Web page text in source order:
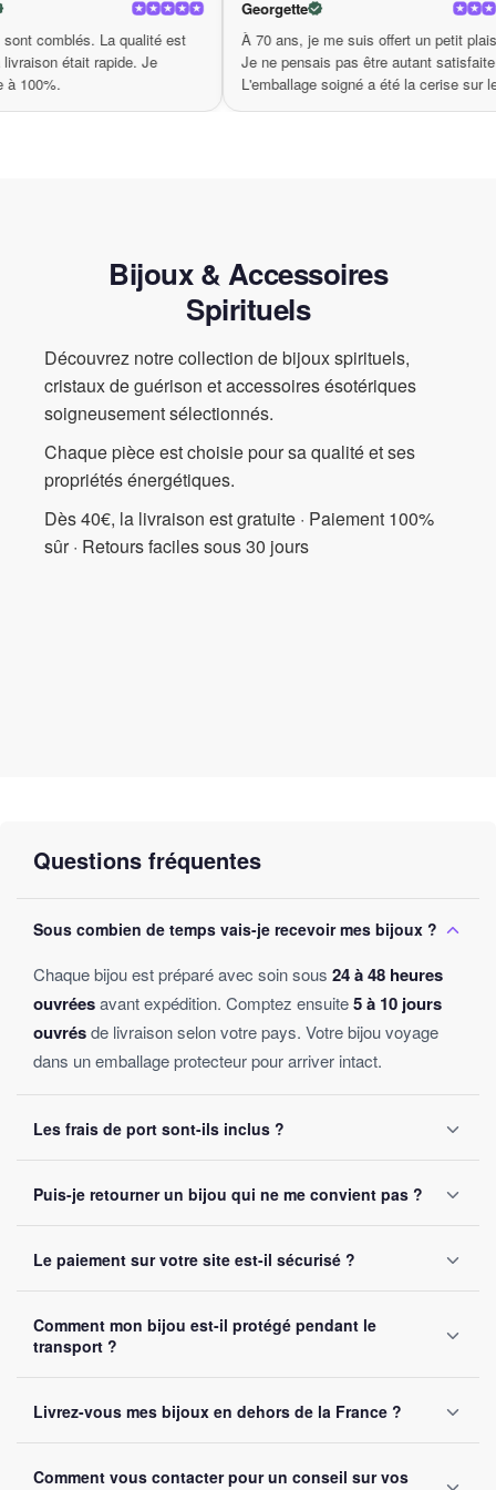
soit pour vous faire plaisir ou pour faire un cadeau à un être cher,
la Bague Fleur de Lotus Vintage en Argent Plaqué fera sensation
et deviendra un trésor inestimable. C’est la pièce parfaite qui
célèbrera votre personnalité et mettra en avant vos valeurs. Alors,
n’attendez plus ! Commandez dès maintenant et laissez-vous
B.
enfants sont comblés. La qualité est
et la livraison était rapide. Je
à 100%.
Georgette
À 70 ans, je me suis offert un
Je ne pensais pas être
L'emballage soigné a été la
gâteau.
Bijoux & Accessoires
Spirituels
Découvrez notre collection de bijoux spirituels,
cristaux de guérison et accessoires ésotériques
soigneusement sélectionnés.
Chaque pièce est choisie pour sa qualité et ses
propriétés énergétiques.
Dès 40€, la livraison est gratuite · Paiement 100%
sûr · Retours faciles sous 30 jours
Questions fréquentes
Sous combien de temps vais-je recevoir mes bijoux ?
Chaque bijou est préparé avec soin sous 24 à 48 heures
ouvréesavant expédition. Comptez ensuite5 à 10 jours
ouvrésde livraison selon votre pays. Votre bijou voyage
dans un emballage protecteur pour arriver intact.
Les frais de port sont-ils inclus ?
sans montant minimum d'achat. Votre bijou part sous 24 à
48 heures ouvrées.
Puis-je retourner un bijou qui ne me convient pas ?
le retourner. Remboursement intégral garanti, sans
question posée.
Le paiement sur votre site est-il sécurisé ?
SSL. Nous acceptons Visa, Mastercard, PayPal et Apple
Pay. Vos données bancaires ne sont jamais stockées sur
Comment mon bijou est-il protégé pendant le
transport ?
renforcé. Un numéro de suivi vous est envoyé par e-mail
dès l'expédition.
Livrez-vous mes bijoux en dehors de la France ?
. Comptez 5 à 10 jours ouvrés selon la
Comment vous contacter pour un conseil sur vos